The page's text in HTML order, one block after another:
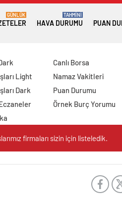
GÜNLÜK
HAVA DURUMU
TAHMİNİ
PUAN
Light
Dark
Canlı Borsa
Namaz Vakitleri
Puan Durumu
Örnek Burç Yorumu
firmaları sizin için listeledik.